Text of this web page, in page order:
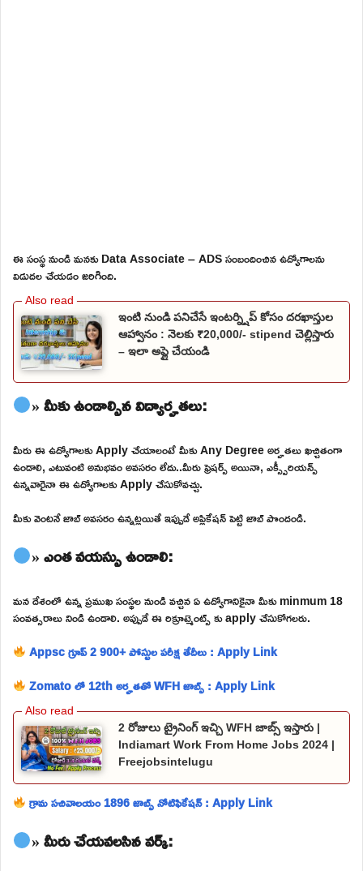
ఈ సంస్థ నుండి మనకు Data Associate – ADS సంబందించిన ఉద్యోగాలను
విడుదల చేయడం జరిగింది.
ఇంటి నుండి పనిచేసే ఇంటర్న్షిప్ కోసం దరఖాస్తుల
ఆహ్వానం : నెలకు ₹20,000/- stipend చెల్లిస్తారు
– ఇలా అప్లై చేయండి
» మీకు ఉండాల్సిన విద్యార్హతలు:
మీరు ఈ ఉద్యోగాలకు Apply చేయాలంటే మీకు Any Degree అర్హతలు ఖచ్చితంగా
ఉండాలి, ఎటువంటి అనుభవం అవసరం లేదు..మీరు ఫ్రెషర్స్ అయినా, ఎక్స్పీరియన్స్
ఉన్నవారైనా ఈ ఉద్యోగాలకు Apply చేసుకోవచ్చు.
మీకు వెంటనే జాబ్ అవసరం ఉన్నట్లయితే ఇప్పుడే అప్లికేషన్ పెట్టి జాబ్ పొందండి.
» ఎంత వయస్సు ఉండాలి:
మన దేశంలో ఉన్న ప్రముఖ సంస్థల నుండి వచ్చిన ఏ ఉద్యోగానికైనా మీకు minmum 18
సంవత్సరాలు నిండి ఉండాలి. అప్పుడే ఈ రిక్రూట్మెంట్స్ కు apply చేసుకోగలరు.
Appsc గ్రూప్ 2 900+ పోస్టుల పరీక్ష తేదీలు : Apply Link
Zomato లో 12th అర్హతతో WFH జాబ్స్ : Apply Link
2 రోజులు ట్రైనింగ్ ఇచ్చి WFH జాబ్స్ ఇస్తారు |
Indiamart Work From Home Jobs 2024 |
Freejobsintelugu
గ్రామ సచివాలయం 1896 జాబ్స్ నోటిఫికేషన్ : Apply Link
» మీరు చేయవలసిన వర్క్: